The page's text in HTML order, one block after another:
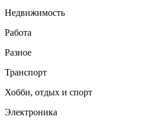
Недвижимость
Работа
Разное
Транспорт
Хобби, отдых и спорт
Электроника